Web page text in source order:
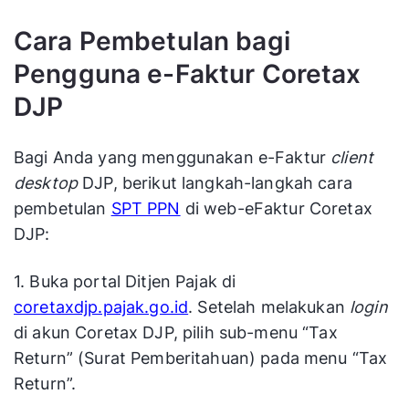
Cara Pembetulan bagi
Pengguna e-Faktur Coretax
DJP
Bagi Anda yang menggunakan e-Faktur client
desktopDJP, berikut langkah-langkah cara
pembetulan SPT PPN di web-eFaktur Coretax
DJP:
1. Buka portal Ditjen Pajak di
coretaxdjp.pajak.go.id. Setelah melakukan login
di akun Coretax DJP, pilih sub-menu “Tax
Return” (Surat Pemberitahuan) pada menu “Tax
Return”.